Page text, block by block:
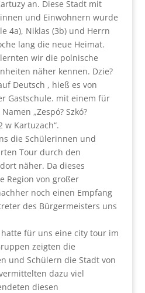
an. Diese Stadt mit
und Einwohnern wurde
4a), Niklas (3b) und Herrn
lang die neue Heimat.
wir die polnische
näher kennen. Dzie?
Deutsch , hieß es von
Gastschule. mit einem für
„Zespó? Szkó?
w Kartuzach“.
die Schülerinnen und
Tour durch den
näher. Da dieses
Region von großer
noch einen Empfang
des Bürgermeisters uns
für uns eine city tour im
zeigten die
und Schülern die Stadt von
dazu viel
diesen